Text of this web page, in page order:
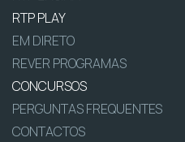
RTP PLAY
EM DIRETO
REVER PROGRAMAS
CONCURSOS
PERGUNTAS FREQUENTES
CONTACTOS